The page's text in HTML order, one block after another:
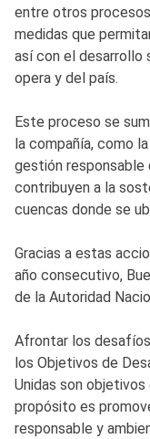
entre otros
medidas que
así con el desarrollo
opera y del país.
Este proceso se
la compañía, como
gestión responsable
contribuyen a la
cuencas donde se
Gracias a estas
año consecutivo,
de la Autoridad
Afrontar los
los Objetivos de
Unidas son objetivos
propósito es
responsable y